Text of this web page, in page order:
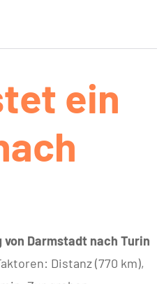
ein
von Darmstadt nach Turin
Distanz (770 km),